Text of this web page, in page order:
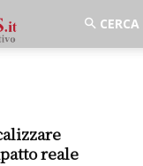
reale